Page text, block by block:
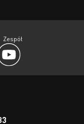
Zespół